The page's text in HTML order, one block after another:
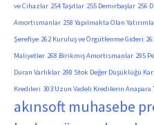
ve Cihazlar 254 Taşıtlar 255 Demirbaşlar 256
Amortismanlar 258 Yapılmakta Olan
Şerefiye 262 Kuruluş ve Örgütlenme Gideri
Maliyetler 268 Birikmiş Amortismanlar 295
Duran Varlıklar 298 Stok Değer Düşüklüğü
Kredileri 303 Uzun Vadeli Kredilerin
akınsoft muhasebe